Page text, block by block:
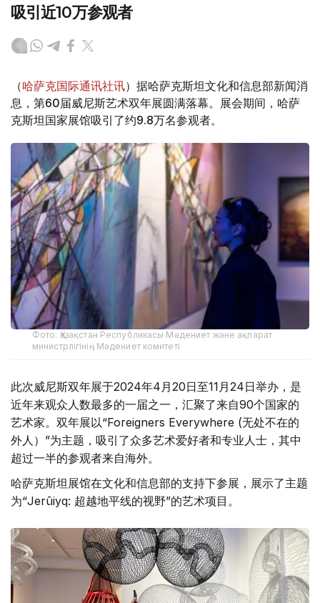
吸引近10万参观者
（哈萨克国际通讯社讯）据哈萨克斯坦文化和信息部新闻消
息，第60届威尼斯艺术双年展圆满落幕。展会期间，哈萨
克斯坦国家展馆吸引了约9.8万名参观者。
Фото: Қазақстан Республикасы Мәдениет және ақпарат
министрлігінің Мәдениет комитеті
此次威尼斯双年展于2024年4月20日至11月24日举办，是
近年来观众人数最多的一届之一，汇聚了来自90个国家的
艺术家。双年展以“Foreigners Everywhere (无处不在的
外人）”为主题，吸引了众多艺术爱好者和专业人士，其中
超过一半的参观者来自海外。
哈萨克斯坦展馆在文化和信息部的支持下参展，展示了主题
为“Jerūiyq: 超越地平线的视野”的艺术项目。